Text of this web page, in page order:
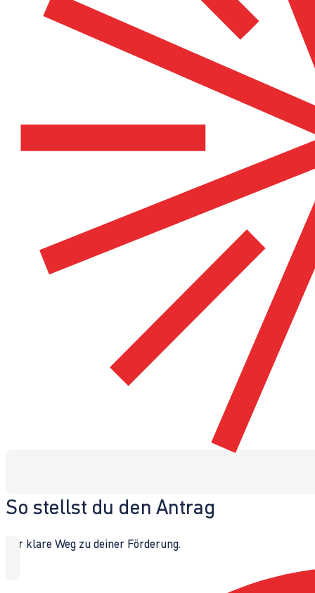
So stellst du den Antrag
Der klare Weg zu deiner Förderung.